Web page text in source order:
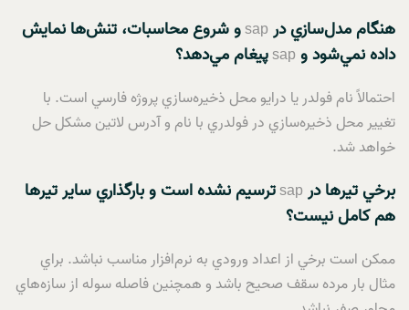
هنگام مدل‌سازي در sapو شروع محاسبات، تنش‌ها نمايش
داده نمي‌شود و sapپيغام مي‌دهد؟
احتمالاً نام فولدر يا درايو محل ذخيره‌سازي پروژه فارسي است. با
تغيير محل ذخيره‌سازي در فولدري با نام و آدرس لاتين مشکل حل
خواهد شد.
برخي تيرها در sapترسيم نشده است و بارگذاري ساير تيرها
هم کامل نيست؟
ممکن است برخي از اعداد ورودي به نرم‌افزار مناسب نباشد. براي
مثال بار مرده سقف صحيح باشد و همچنين فاصله سوله از سازه‌هاي